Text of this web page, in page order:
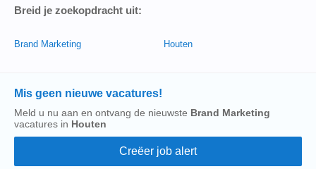
Breid je zoekopdracht uit:
Brand Marketing Houten
Mis geen nieuwe vacatures!
Meld u nu aan en ontvang de nieuwste Brand Marketing
vacatures in Houten